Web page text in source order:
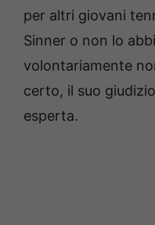
per altri giovani
Sinner o non lo
volontariamente
certo, il suo
esperta.